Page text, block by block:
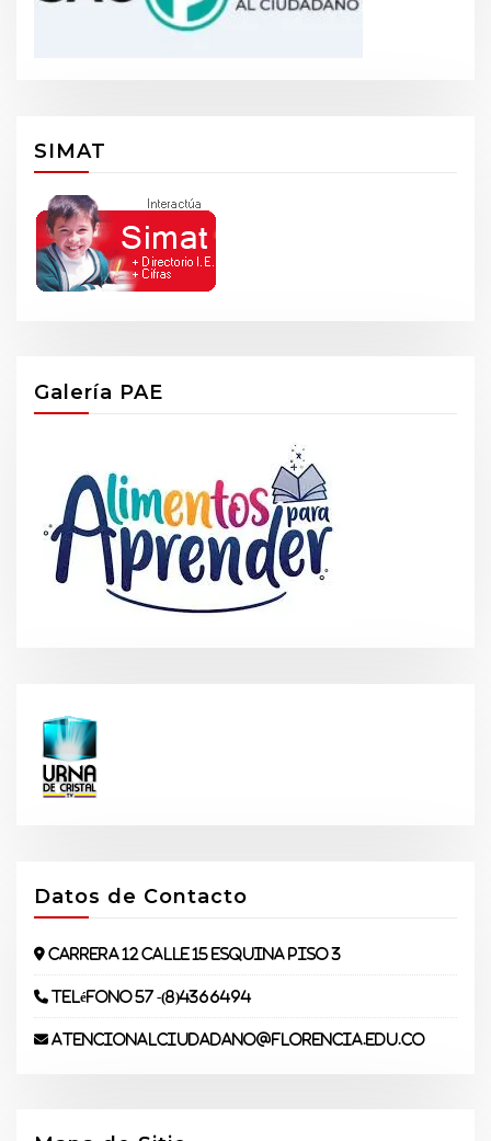
SIMAT
Galería PAE
Datos de Contacto
Carrera 12 Calle 15 Esquina piso 3
Teléfono 57 -(8)4366494
atencionalciudadano@florencia.edu.co